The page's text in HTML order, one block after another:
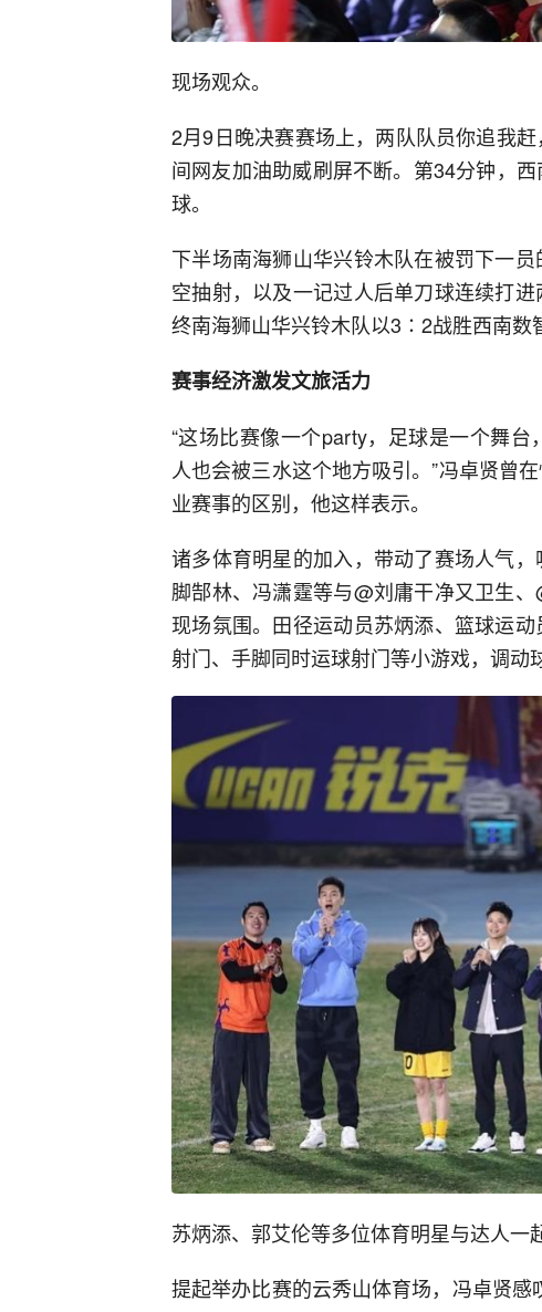
现场观众。
2月9日晚决赛赛场上，两队队员你追我
间网友加油助威刷屏不断。第34分钟，
球。
下半场南海狮山华兴铃木队在被罚下一
空抽射，以及一记过人后单刀球连续打
终南海狮山华兴铃木队以3∶2战胜西南数
赛事经济激发文旅活力
“这场比赛像一个party，足球是一个舞
人也会被三水这个地方吸引。”冯卓贤曾
业赛事的区别，他这样表示。
诸多体育明星的加入，带动了赛场人气
脚郜林、冯潇霆等与@刘庸干净又卫生
现场氛围。田径运动员苏炳添、篮球运
射门、手脚同时运球射门等小游戏，调动
苏炳添、郭艾伦等多位体育明星与达人一
提起举办比赛的云秀山体育场，冯卓贤